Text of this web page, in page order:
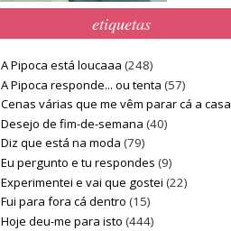
etiquetas
A Pipoca está loucaaa (248)
A Pipoca responde... ou tenta (57)
Cenas várias que me vêm parar cá a casa
Desejo de fim-de-semana (40)
Diz que está na moda (79)
Eu pergunto e tu respondes (9)
Experimentei e vai que gostei (22)
Fui para fora cá dentro (15)
Hoje deu-me para isto (444)